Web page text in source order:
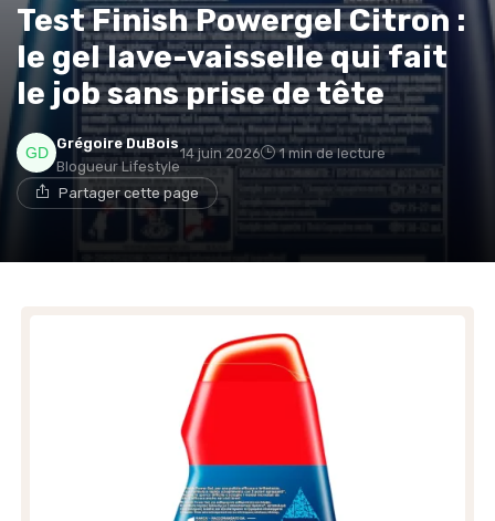
Test Finish Powergel Citron :
le gel lave-vaisselle qui fait
le job sans prise de tête
Grégoire DuBois
Blogueur Lifestyle
14 juin 2026 1 min de lecture
Partager cette page